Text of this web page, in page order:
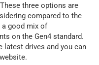
three options are
compared to the
a good mix of
on the Gen4 standard.
latest drives and you can